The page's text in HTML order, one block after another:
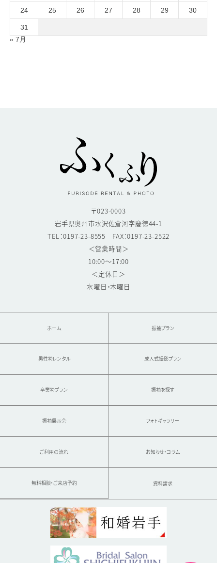
« 7月
24 25 26 27 28 29 30
31
〒023-0003
岩手県奥州市水沢佐倉河字慶徳44-1
TEL：0197-23-8555 FAX：0197-23-2522
＜営業時間＞
10:00～17:00
＜定休日＞
水曜日・木曜日
ホーム 振袖プラン
男性袴レンタル 成人式撮影プラン
卒業袴プラン 振袖を探す
振袖展示会 フォトギャラリー
ご利用の流れ お知らせ・コラム
無料相談・ご来店予約 資料請求